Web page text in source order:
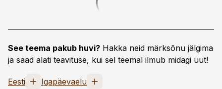
See teema pakub huvi? Hakka neid märksõnu jälgima
ja saad alati teavituse, kui sel teemal ilmub midagi uut!
Eesti Igapäevaelu